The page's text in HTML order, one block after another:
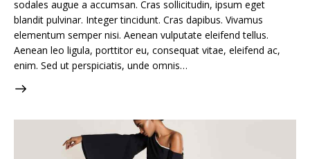
sodales augue a accumsan. Cras sollicitudin, ipsum eget
blandit pulvinar. Integer tincidunt. Cras dapibus. Vivamus
elementum semper nisi. Aenean vulputate eleifend tellus.
Aenean leo ligula, porttitor eu, consequat vitae, eleifend ac,
enim. Sed ut perspiciatis, unde omnis…